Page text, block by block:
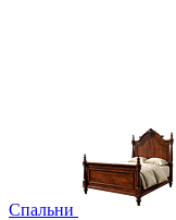
Спальни